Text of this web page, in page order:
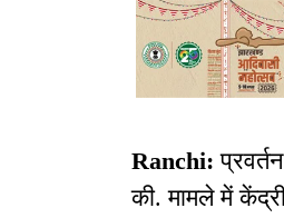
Ranchi:
की. मामले में